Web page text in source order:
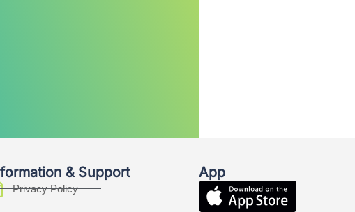
& Support
Privacy Policy
App